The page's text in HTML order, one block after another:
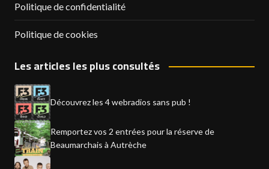
Politique de confidentialité
Politique de cookies
Les articles les plus consultés
Découvrez les 4 webradios sans pub !
Remportez vos 2 entrées pour la réserve de
Beaumarchais à Autrèche